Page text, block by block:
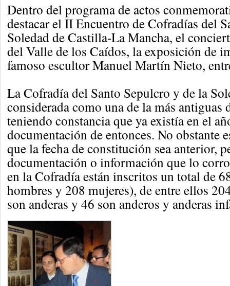
Dentro del programa de actos
destacar el II Encuentro de Cofradías del
Soledad de Castilla-La Mancha, el
del Valle de los Caídos, la exposición de
famoso escultor Manuel Martín Nieto,
La Cofradía del Santo Sepulcro y de la
considerada como una de la más
teniendo constancia que ya existía en el
documentación de entonces. No obstante
que la fecha de constitución sea anterior,
documentación o información que lo
en la Cofradía están inscritos un total de
hombres y 208 mujeres), de entre ellos
son anderas y 46 son anderos y anderas